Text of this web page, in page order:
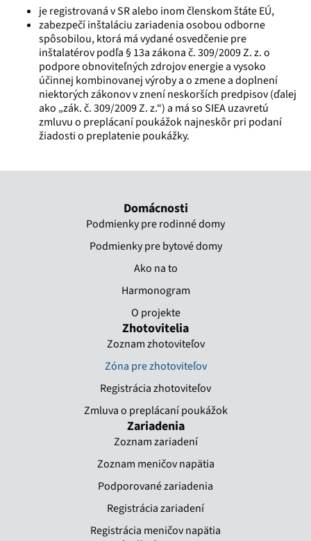
je registrovaná v SR alebo inom členskom štáte EÚ,
zabezpečí inštaláciu zariadenia osobou odborne
spôsobilou, ktorá má vydané osvedčenie pre
inštalatérov podľa § 13a zákona č. 309/2009 Z. z. o
podpore obnoviteľných zdrojov energie a vysoko
účinnej kombinovanej výroby a o zmene a doplnení
niektorých zákonov v znení neskorších predpisov (ďalej
ako „zák. č. 309/2009 Z. z.“) a má so SIEA uzavretú
zmluvu o preplácaní poukážok najneskôr pri podaní
žiadosti o preplatenie poukážky.
Domácnosti
Podmienky pre rodinné domy
Podmienky pre bytové domy
Ako na to
Harmonogram
O projekte
Zhotovitelia
Zoznam zhotoviteľov
Zóna pre zhotoviteľov
Registrácia zhotoviteľov
Zmluva o preplácaní poukážok​
Zariadenia
Zoznam zariadení
Zoznam meničov napätia
Podporované zariadenia
Registrácia zariadení
Registrácia meničov napätia